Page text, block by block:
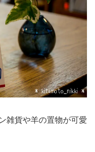
雑貨や羊の置物が可愛